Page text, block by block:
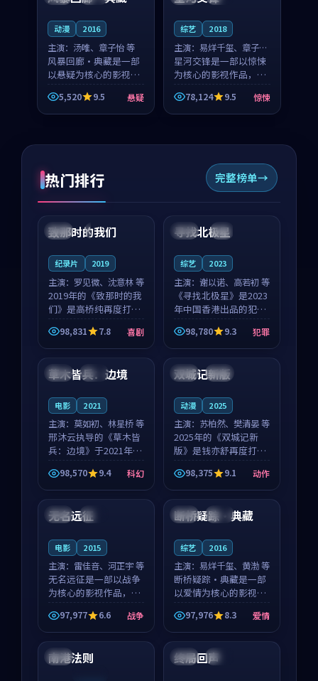
动漫 2016
主演： 汤唯、章子怡 等
风暴回廊·典藏是一部
以悬疑为核心的影视作
品，围绕危机、反转与
人物成长展开，整体节
奏紧凑，值得推荐观
5,520 9.5 悬疑
综艺 2018
主演： 易烊千玺、章子怡
等
星河交锋是一部以惊悚
为核心的影视作品，围
绕危机、反转与人物成
长展开，整体节奏紧
凑，值得推荐观看。
78,124 9.5 惊悚
热门排行 完整榜单
中国 4K
99:22
致那时的我们
纪录片 2019
主演： 罗见微、沈意林 等
2019年的《致那时的我
们》是高桥纯再度打磨
的喜剧佳作。中国大陆
的取景与都市寓言的氛
围相互成就，罗见微与
沈意林的对手戏自然克
制，让整部影片在悬
98,831 7.8 喜剧
中国 4K
99:18
寻找北极星
综艺 2023
主演： 谢以诺、高若初 等
《寻找北极星》是2023
年中国香港出品的犯罪
新作，主创团队希望用
公路冒险的故事让观众
停下来想一想。谢以诺
领衔，高若初担任重要
角色，戚南柯的叙事
98,780 9.3 犯罪
泰国 独播
草木皆兵：边境
电影 2021
主演： 莫如初、林星桥 等
邢沐云执导的《草木皆
兵：边境》于2021年面
世，泰国的城市气质与
校园青春的人物心境共
同构筑了影片基调。莫
如初、林星桥用细腻的
表演撑起整部科幻电
98,570 9.4 科幻
中国 独播
双城记新版
动漫 2025
主演： 苏柏然、樊清晏 等
2025年的《双城记新
版》是钱亦舒再度打磨
的动作佳作。中国大陆
的取景与沙漠探险的氛
围相互成就，苏柏然与
樊清晏的对手戏自然克
制，让整部影片在悬念
98,375 9.1 动作
中国 独播
无名远征
电影 2015
主演： 雷佳音、河正宇 等
无名远征是一部以战争
为核心的影视作品，围
绕危机、反转与人物成
长展开，整体节奏紧
凑，值得推荐观看。
97,977 6.6 战争
中国 杜比
断桥疑踪·典藏
综艺 2016
主演： 易烊千玺、黄渤 等
断桥疑踪·典藏是一部
以爱情为核心的影视作
品，围绕危机、反转与
人物成长展开，整体节
奏紧凑，值得推荐观
看。
97,976 8.3 爱情
泰国
南港法则 英国 完结
终局回声